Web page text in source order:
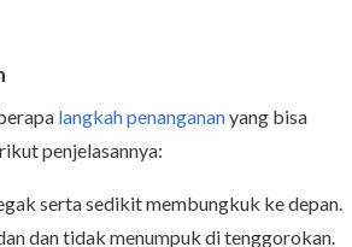
langkah penangananyang bisa
penjelasannya:
serta sedikit membungkuk ke depan.
dan tidak menumpuk di tenggorokan.